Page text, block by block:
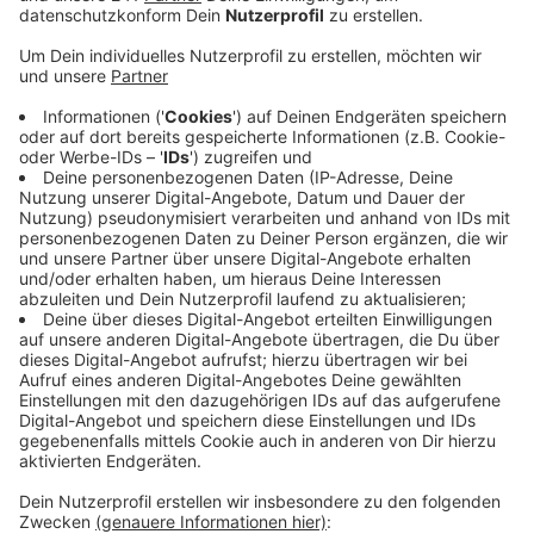
Ein neues genehmigtes Hygienekonzept sieht den
Spielbetrieb mit rund 1200 Fans vor. Dabei wird der
Telekom Dome in 5 verschiedene Sektoren unterteilt.
Jeder Sektor ist strikt abgetrennt und verfügt über
eigene Eingänge, Imbissstände und Toiletten. Einlass
ist 30 Minuten vor Spielbeginn. Ein Mundnasenschutz
und das desinfizieren der Hände am Eingang sind
Pflicht. Durch einen ständigen Luftaustausch in der
Halle wird auf wärmende Kleidung hingewiesen.
Tickets sind ausschlisslich über den Baskets Ticket
Onlineshop erhältlich. Gästefans sind ligaweit
weiterhin nicht erlaubt.
Anzeige